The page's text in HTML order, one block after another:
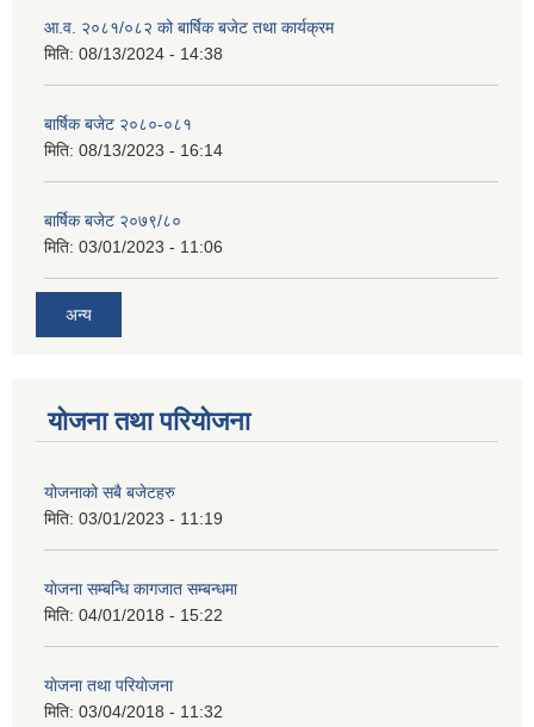
आ.व. २०८१/०८२ को बार्षिक बजेट तथा कार्यक्रम
मिति: 08/13/2024 - 14:38
बार्षिक बजेट २०८०-०८१
मिति: 08/13/2023 - 16:14
बार्षिक बजेट २०७९/८०
मिति: 03/01/2023 - 11:06
अन्य
योजना तथा परियोजना
योजनाको सबै बजेटहरु
मिति: 03/01/2023 - 11:19
याेजना सम्बन्धि कागजात सम्बन्धमा
मिति: 04/01/2018 - 15:22
याेजना तथा परियाेजना
मिति: 03/04/2018 - 11:32